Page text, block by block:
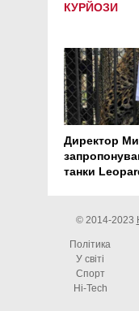
КУРЙОЗИ
Директор
танки
© 2014-2023
Політика
У світі
Спорт
Hi-Tech